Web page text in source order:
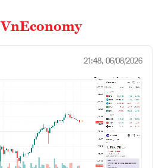
VnEconomy
21:48, 06/08/2026